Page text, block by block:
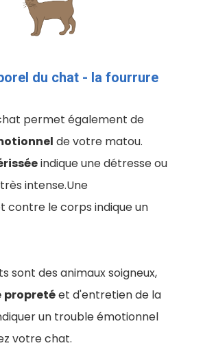
du chat - la fourrure
permet également de
de votre matou.
indique une détresse ou
intense.Une
contre le corps indique un
sont des animaux soigneux,
propretéet d'entretien de la
un trouble émotionnel
votre chat.